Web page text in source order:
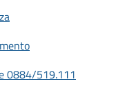
0884/519.111